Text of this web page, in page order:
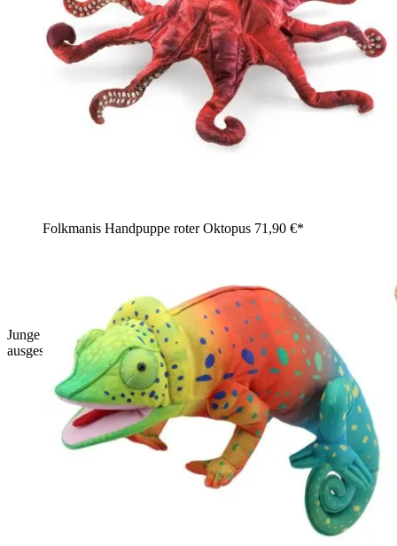
Junge streckt die The Puppet Company Handpuppe Krake mit
ausgestrecktem Arm nach vorne, Anwendungsbeispiel
Folkmanis Handpuppe roter Oktopus 71,90 €*